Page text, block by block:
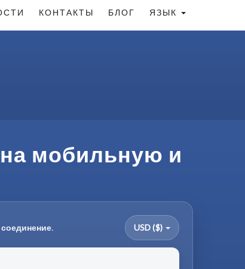
КОНТАКТЫ БЛОГ ЯЗЫК
мобильную и
USD ($)